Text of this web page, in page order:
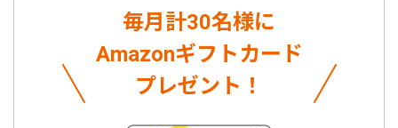
毎月計30名様に
Amazonギフトカード
プレゼント！